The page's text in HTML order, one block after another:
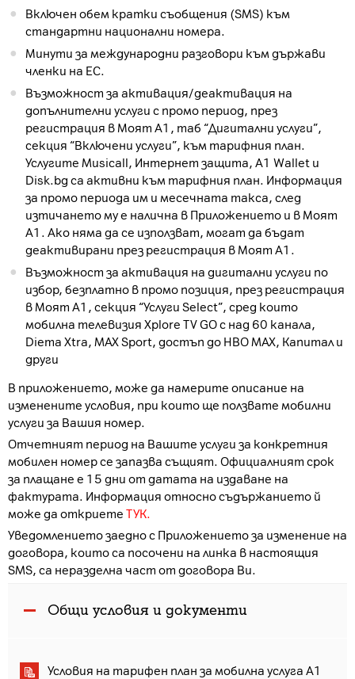
Включен обем кратки съобщения (SMS) към
стандартни национални номера.
Минути за международни разговори към държави
членки на ЕС.
Възможност за активация/деактивация на
допълнителни услуги с промо период, през
регистрация в Моят А1, таб “Дигитални услуги”,
секция “Включени услуги”, към тарифния план.
Услугите Musicall, Интернет защита, A1 Wallet и
Disk.bg са активни към тарифния план. Информация
за промо периода им и месечната такса, след
изтичането му е налична в Приложението и в Моят
А1. Ако няма да се използват, могат да бъдат
деактивирани през регистрация в Моят А1.
Възможност за активация на дигитални услуги по
избор, безплатно в промо позиция, през регистрация
в Моят А1, секция “Услуги Select”, сред които
мобилна телевизия Xplore TV GO с над 60 канала,
Diema Xtra, MAX Sport, достъп до HBO MAX, Капитал и
други
В приложението, може да намерите описание на
изменените условия, при които ще ползвате мобилни
услуги за Вашия номер.
Отчетният период на Вашите услуги за конкретния
мобилен номер се запазва същият. Официалният срок
за плащане е 15 дни от датата на издаване на
фактурата. Информация относно съдържанието й
може да откриете ТУК.
Уведомлението заедно с Приложението за изменение на
договора, които са посочени на линка в настоящия
SMS, са неразделна част от договора Ви.
Общи условия и документи
Условия на тарифен план за мобилна услуга A1